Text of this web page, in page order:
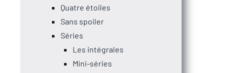
Quatre étoiles
Sans spoiler
Séries
Les intégrales
Mini-séries